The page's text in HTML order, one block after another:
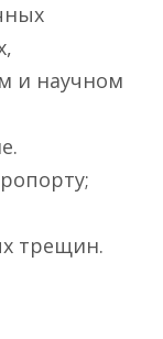
и научном
трещин.